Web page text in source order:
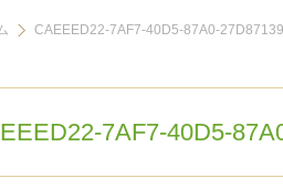
CAEEED22-7AF7-40D5-87A0-
7AF7-40D5-